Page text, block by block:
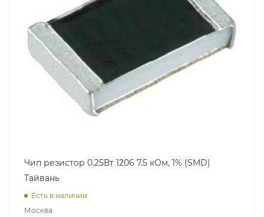
Чип резистор 0.25Вт 1206 7.5 кОм, 1% (SMD)
Тайвань
Есть в наличии
Москва